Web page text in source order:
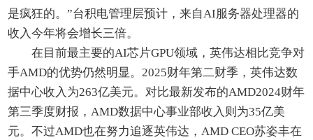
是疯狂的。”台积电管理层预计，来自AI服务器处理器的
收入今年将会增长三倍。
在目前最主要的AI芯片GPU领域，英伟达相比竞争对
手AMD的优势仍然明显。2025财年第二财季，英伟达数
据中心收入为263亿美元。对比最新发布的AMD2024财年
第三季度财报，AMD数据中心事业部收入则为35亿美
元。不过AMD也在努力追逐英伟达，AMD CEO苏姿丰在